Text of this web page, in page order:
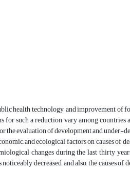
health technology, and improvement of
such a reduction vary among
evaluation of development and under-
and ecological factors on causes of
changes during the last thirty
decreased, and also, the causes